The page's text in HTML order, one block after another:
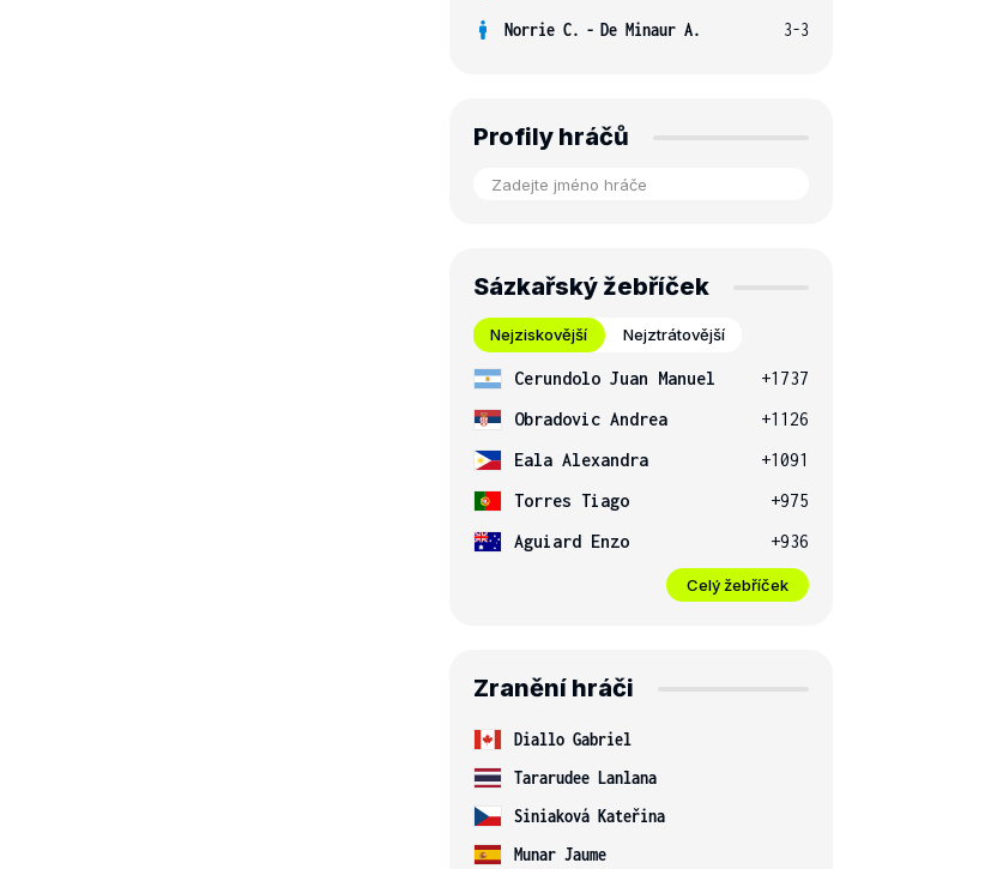
Norrie C. - De Minaur A. 3-3
Profily hráčů
Sázkařský žebříček
Nejziskovější Nejztrátovější
Cerundolo Juan Manuel
+1737
Obradovic Andrea
+1126
Eala Alexandra
+1091
Torres Tiago
+975
Aguiard Enzo
+936
Celý žebříček
Zranění hráči
Diallo Gabriel
Tararudee Lanlana
Siniaková Kateřina
Munar Jaume